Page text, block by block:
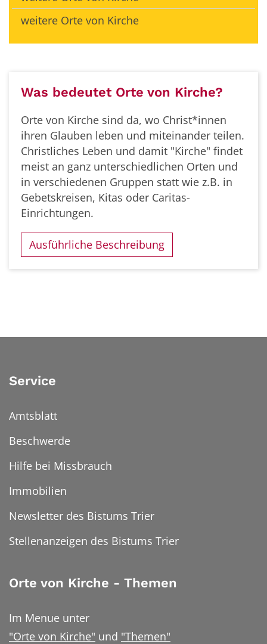
weitere Orte von Kirche
Was bedeutet Orte von Kirche?
Orte von Kirche sind da, wo Christ*innen
ihren Glauben leben und miteinander teilen.
Christliches Leben und damit "Kirche" findet
meist an ganz unterschiedlichen Orten und
in verschiedenen Gruppen statt wie z.B. in
Gebetskreisen, Kitas oder Caritas-
Einrichtungen.
Ausführliche Beschreibung
Service
Amtsblatt
Beschwerde
Hilfe bei Missbrauch
Immobilien
Newsletter des Bistums Trier
Stellenanzeigen des Bistums Trier
Orte von Kirche - Themen
Im Menue unter
"Orte von Kirche" und "Themen"